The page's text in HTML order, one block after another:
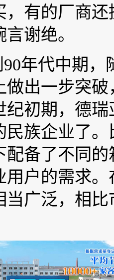
，有的厂商
谢绝。
90年代中期
做出一步突
纪初期，德
民族企业了
配备了不同
用户的需求
当广泛，相